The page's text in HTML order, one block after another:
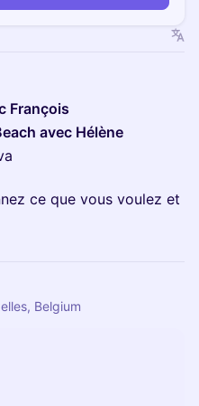
François
avec Hélène
ce que vous voulez et
Belgium